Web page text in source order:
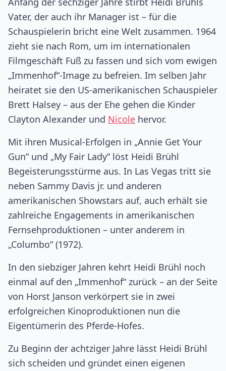
Vater, der auch ihr Manager ist – für die
Schauspielerin bricht eine Welt zusammen. 1964
zieht sie nach Rom, um im internationalen
Filmgeschäft Fuß zu fassen und sich vom ewigen
„Immenhof“-Image zu befreien. Im selben Jahr
heiratet sie den US-amerikanischen Schauspieler
Brett Halsey – aus der Ehe gehen die Kinder
Clayton Alexander und Nicole hervor.
Mit ihren Musical-Erfolgen in „Annie Get Your
Gun“ und „My Fair Lady“ löst Heidi Brühl
Begeisterungsstürme aus. In Las Vegas tritt sie
neben Sammy Davis jr. und anderen
amerikanischen Showstars auf, auch erhält sie
zahlreiche Engagements in amerikanischen
Fernsehproduktionen – unter anderem in
„Columbo“ (1972).
In den siebziger Jahren kehrt Heidi Brühl noch
einmal auf den „Immenhof“ zurück – an der Seite
von Horst Janson verkörpert sie in zwei
erfolgreichen Kinoproduktionen nun die
Eigentümerin des Pferde-Hofes.
Zu Beginn der achtziger Jahre lässt Heidi Brühl
sich scheiden und gründet einen eigenen